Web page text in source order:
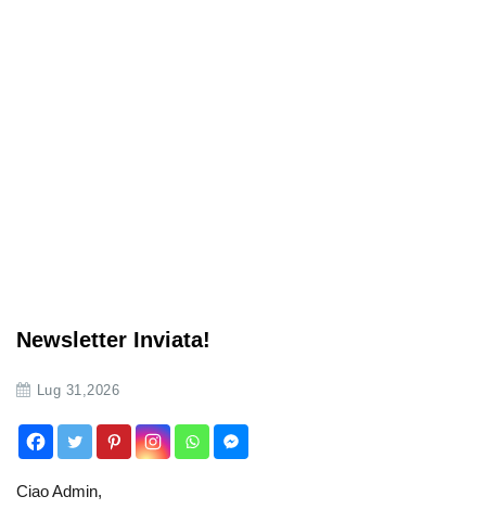
Newsletter Inviata!
Lug 31,2026
Ciao Admin,